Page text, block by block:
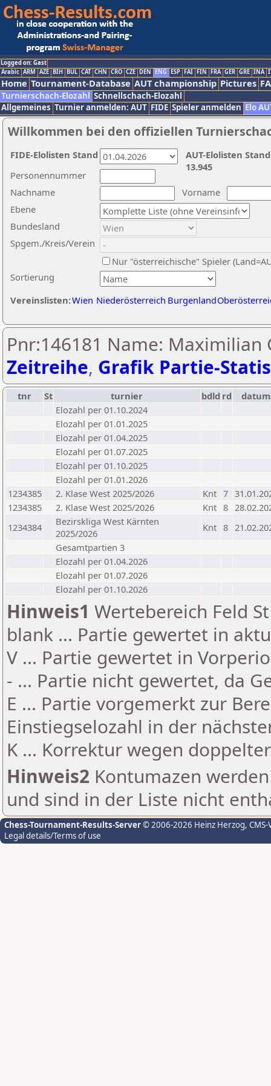
Logged on: Gast
Arabic ARM AZE BIH BUL CAT CHN CRO CZE DEN ENG ESP FAI FIN FRA GER GRE INA
Home Tournament-Database AUT championship Pictures
Turnierschach-Elozahl Schnellschach-Elozahl
Allgemeines Turnier anmelden: AUT FIDE Spieler anmelden Elo
Willkommen bei den offiziellen
Nachname
Vorname
Ebene
Sortierung
Personennummer
Bundesland
Spgem./Kreis/Verein
Nur "österreichische" Spieler
Vereinslisten:Wien Niederösterreich Burgenland
AUT-Elolisten
13.945
FIDE-Elolisten Stand
Pnr:146181 Name: Maximilian
Zeitreihe, Grafik Partie-
tnr St turnier bdld rd
datum
Elozahl per 01.10.2024
Elozahl per 01.01.2025
Elozahl per 01.04.2025
Elozahl per 01.07.2025
Elozahl per 01.10.2025
Elozahl per 01.01.2026
1234385
2. Klase West 2025/2026 Knt 7
1234385
2. Klase West 2025/2026 Knt 8
1234384
Bezirskliga West Kärnten
2025/2026
Knt 8
Gesamtpartien 3
Elozahl per 01.04.2026
Elozahl per 01.07.2026
Elozahl per 01.10.2026
Hinweis1 Wertebereich Feld
blank ... Partie gewertet in
V ... Partie gewertet in
- ... Partie nicht gewertet, da
E ... Partie vorgemerkt zur
Einstiegselozahl in der
K ... Korrektur wegen
Hinweis2 Kontumazen
und sind in der Liste nicht
Chess-Tournament-Results-Server© 2006-2026 Heinz Herzog,
Legal details/Terms of use